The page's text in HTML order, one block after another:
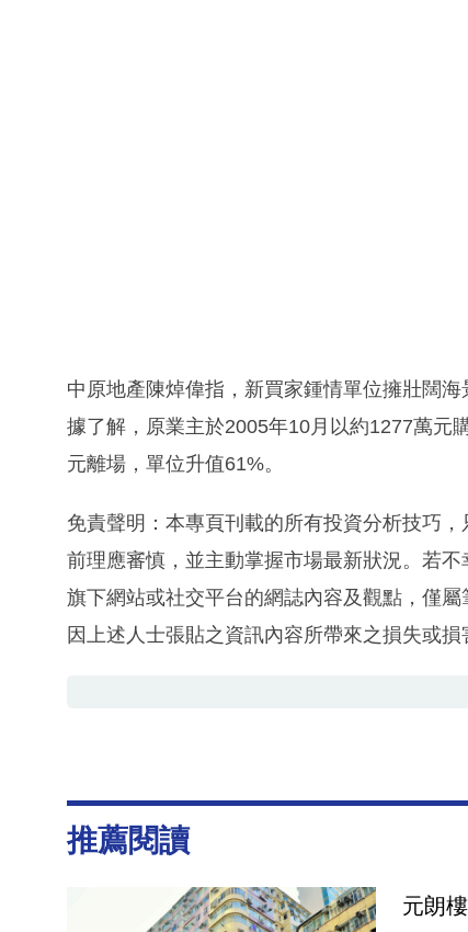
中原地產陳焯偉指，新買家鍾情單位擁壯闊
據了解，原業主於2005年10月以約1277萬元
元離場，單位升值61%。
免責聲明：本專頁刊載的所有投資分析技巧
前理應審慎，並主動掌握市場最新狀況。若
旗下網站或社交平台的網誌內容及觀點，僅
因上述人士張貼之資訊內容所帶來之損失或損
推薦閱讀
元朗